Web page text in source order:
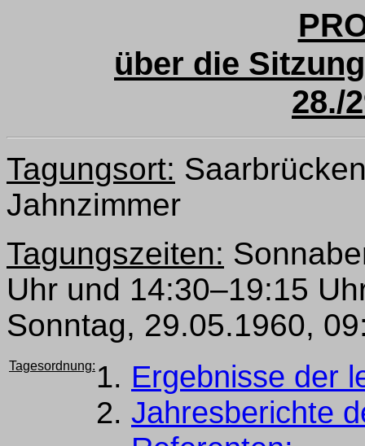
über die
28./
Tagungsort:
Jahnzimmer
Tagungszeiten:
Uhr und 14:30–19:15
Sonntag, 29.05.1960,
Tagesordnung:
Ergebnisse der
Jahresberichte